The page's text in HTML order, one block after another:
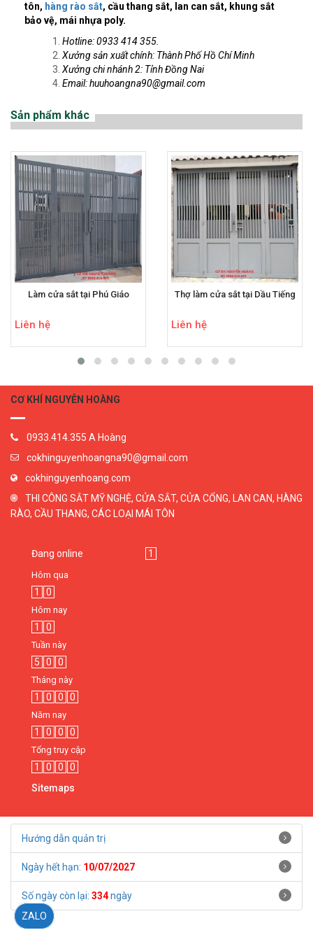
tôn, hàng rào sắt, cầu thang sắt, lan can sắt, khung sắt
bảo vệ, mái nhựa poly.
Hotline: 0933 414 355.
Xưởng sản xuất chính: Thành Phố Hồ Chí Minh
Xưởng chi nhánh 2: Tỉnh Đồng Nai
Email:huuhoangna90@gmail.com
Sản phẩm khác
Làm cửa sắt tại Phú Giáo
Liên hệ
Thợ làm cửa sắt tại Dầu Tiếng
Liên hệ
CƠ KHÍ NGUYỄN HOÀNG
0933.414.355 A Hoàng
cokhinguyenhoangna90@gmail.com
cokhinguyenhoang.com
THI CÔNG SẮT MỸ NGHỆ, CỬA SẮT, CỬA CỔNG, LAN CAN, HÀNG
RÀO, CẦU THANG, CÁC LOẠI MÁI TÔN
Đang online 1
Hôm qua
1 0
Hôm nay
1 0
Tuần này
5 0 0
Tháng này
1 0 0 0
Năm nay
1 0 0 0
Tổng truy cập
1 0 0
0
Sitemaps
Hướng dẫn quản trị
Ngày hết hạn: 10/07/2027
Số ngày còn lại: 334ngày
ZALO